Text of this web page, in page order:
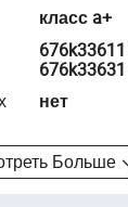
класс a+
нет
Больше